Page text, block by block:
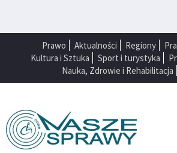
Prawo Aktualności Regiony
Kultura i Sztuka
Sport i turystyka
Nauka, Zdrowie i Rehabilitacja